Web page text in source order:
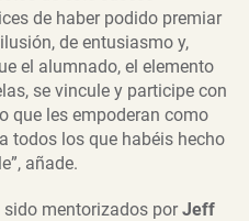
de haber podido premiar
de entusiasmo y,
el alumnado, el elemento
se vincule y participe con
que les empoderan como
todos los que habéis hecho
añade.
mentorizados porJeff